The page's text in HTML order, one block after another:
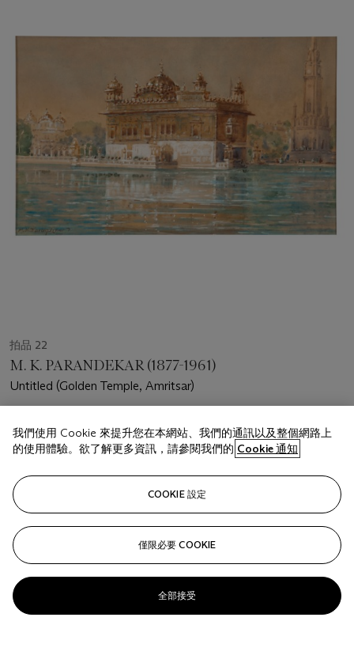
拍品 22
M. K. PARANDEKAR (1877-1961)
Untitled (Golden Temple, Amritsar)
USD 2,500 - 3,500
成交價
USD 10,000
已結束
關注
我們使用 Cookie 來提升您在本網站、我們的通訊以及整個網路上
的使用體驗。欲了解更多資訊，請參閱我們的 Cookie 通知
COOKIE 設定
僅限必要 COOKIE
全部接受